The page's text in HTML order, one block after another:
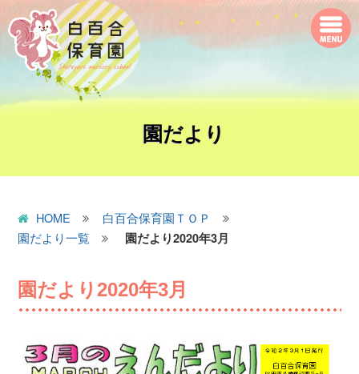
園だより
HOME
白百合保育園ＴＯＰ
園だより一覧
園だより2020年3月
園だより2020年3月